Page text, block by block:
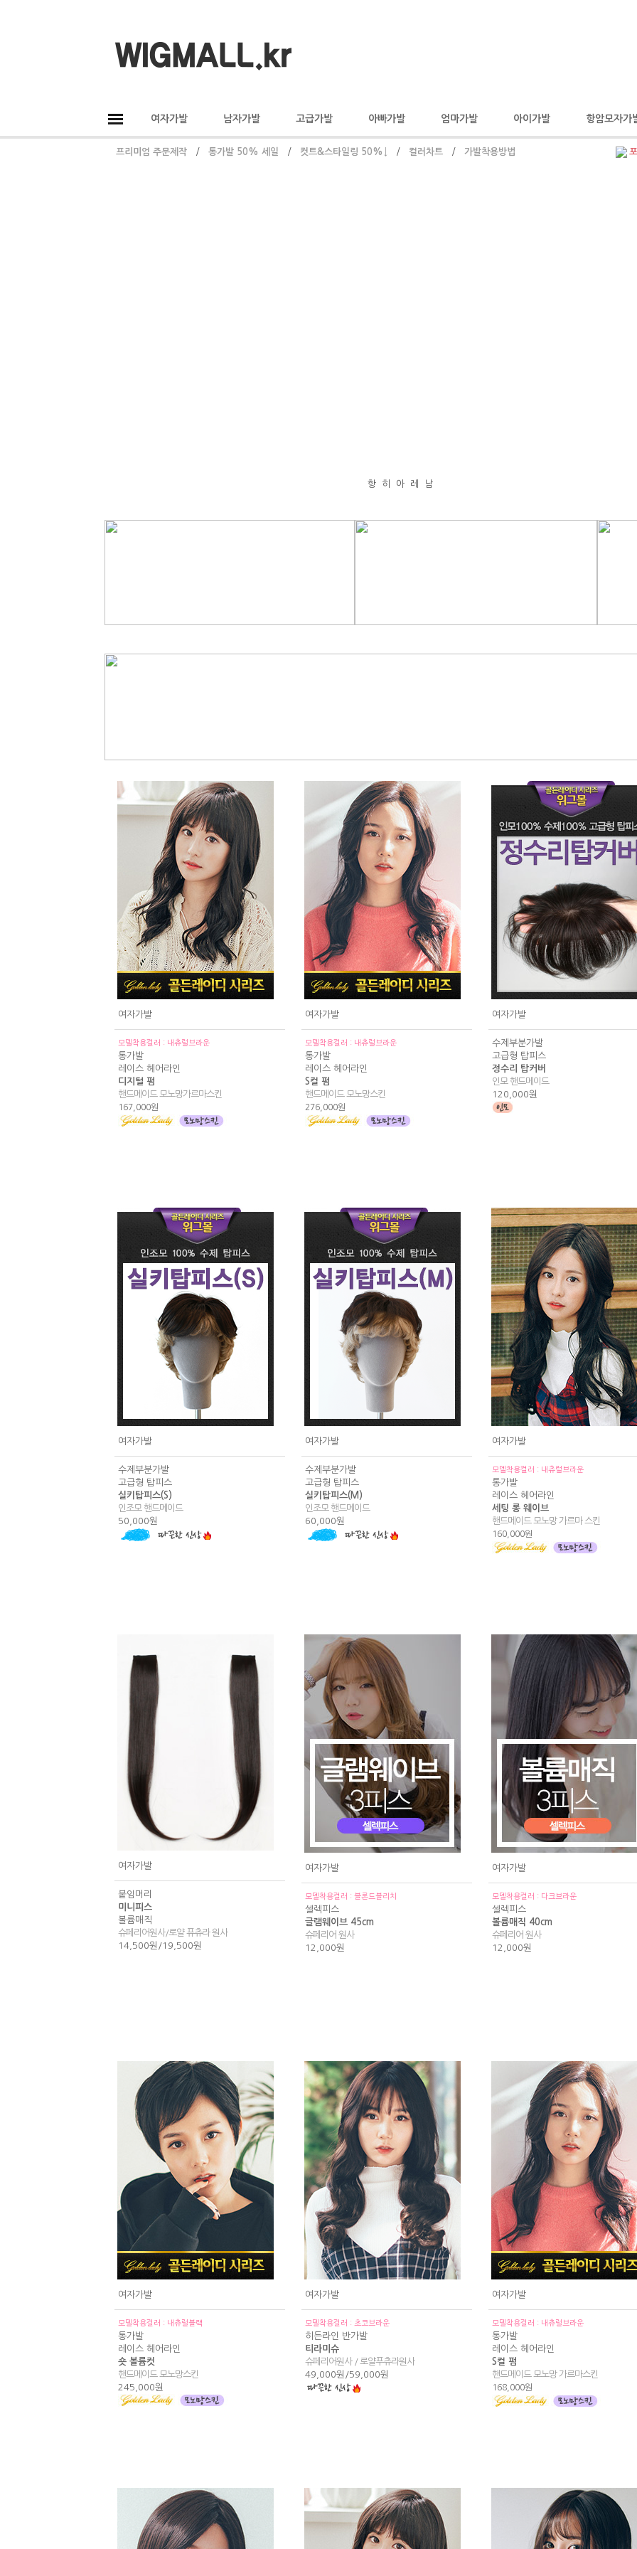
여자가발 남자가발 고급가발 아빠가발 엄마가발 아이가발 항암모자가
프리미엄 주문제작 / 통가발 50% 세일 / 컷트&스타일링 50%↓ / 컬러차트 / 가발착용방법
여자가발
모델착용컬러 : 내츄럴브라운
통가발
레이스 헤어라인
디지털 펌
핸드메이드 모노망가르마스킨
167,000원
여자가발
모델착용컬러 : 내츄럴브라운
통가발
레이스 헤어라인
S컬 펌
핸드메이드 모노망스킨
276,000원
여자가발
수제부분가발
고급형 탑피스
정수리 탑커버
인모 핸드메이드
120,000원
여자가발
수제부분가발
고급형 탑피스
실키탑피스(S)
인조모 핸드메이드
50,000원
여자가발
수제부분가발
고급형 탑피스
실키탑피스(M)
인조모 핸드메이드
60,000원
여자가발
모델착용컬러 : 내츄럴브라운
통가발
레이스 헤어라인
세팅 롱 웨이브
핸드메이드 모노망 가르마 스킨
160,000원
여자가발
붙임머리
미니피스
볼륨매직
슈페리어원사/로얄 퓨츄라 원사
14,500원/19,500원
여자가발
모델착용컬러 : 블론드블리치
셀렉피스
글램웨이브 45cm
슈페리어 원사
12,000원
여자가발
모델착용컬러 : 다크브라운
셀렉피스
볼륨매직 40cm
슈페리어 원사
12,000원
여자가발
모델착용컬러 : 내츄럴블랙
통가발
레이스 헤어라인
숏 볼륨컷
핸드메이드 모노망스킨
245,000원
여자가발
모델착용컬러 : 초코브라운
히든라인 반가발
티라미슈
슈페리어원사 / 로얄푸츄라원사
49,000원/59,000원
여자가발
모델착용컬러 : 내츄럴브라운
통가발
레이스 헤어라인
S컬 펌
핸드메이드 모노망 가르마스킨
168,000원